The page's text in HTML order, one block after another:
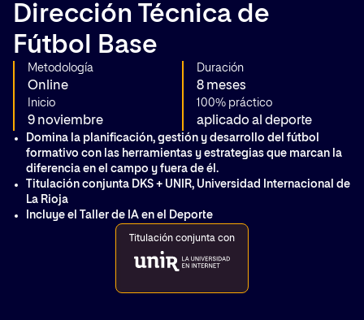
Dirección Técnica de
Fútbol Base
Metodología
Online
Duración
8 meses
Inicio
9 noviembre
100% práctico
aplicado al deporte
Domina la planificación, gestión y desarrollo del fútbol
formativo con las herramientas y estrategias que marcan la
diferencia en el campo y fuera de él.
Titulación conjunta DKS + UNIR, Universidad Internacional de
La Rioja
Incluye el Taller de IA en el Deporte
Titulación conjunta con